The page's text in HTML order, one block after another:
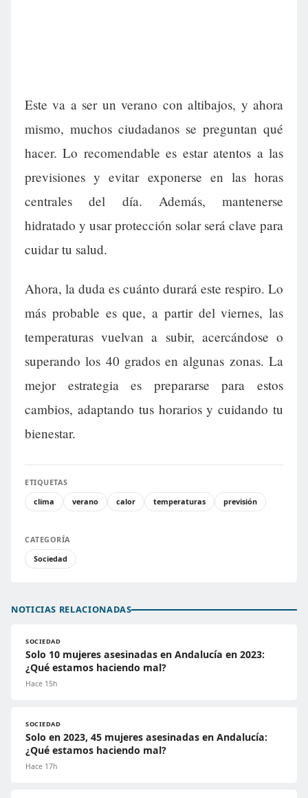
Este va a ser un verano con altibajos, y ahora
mismo, muchos ciudadanos se preguntan qué
hacer. Lo recomendable es estar atentos a las
previsiones y evitar exponerse en las horas
centrales del día. Además, mantenerse
hidratado y usar protección solar será clave para
cuidar tu salud.
Ahora, la duda es cuánto durará este respiro. Lo
más probable es que, a partir del viernes, las
temperaturas vuelvan a subir, acercándose o
superando los 40 grados en algunas zonas. La
mejor estrategia es prepararse para estos
cambios, adaptando tus horarios y cuidando tu
bienestar.
ETIQUETAS
clima
verano calor temperaturas previsión
CATEGORÍA
Sociedad
NOTICIAS RELACIONADAS
SOCIEDAD
Solo 10 mujeres asesinadas en Andalucía en 2023:
¿Qué estamos haciendo mal?
Hace 15h
SOCIEDAD
Solo en 2023, 45 mujeres asesinadas en Andalucía:
¿Qué estamos haciendo mal?
Hace 17h